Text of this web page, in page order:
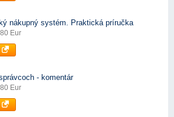
nákupný systém. Praktická príručka
Eur
- komentár
Eur